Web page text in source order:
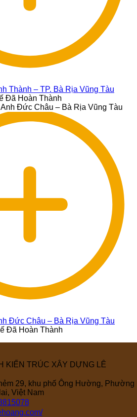
Thành – TP. Bà Rịa Vũng Tàu
Đã Hoàn Thành
Đức Châu – Bà Rịa Vũng Tàu
Đã Hoàn Thành
KIẾN TRÚC XÂY DỰNG LÊ
29, khu phố Ông Hường, Phường
Việt Nam